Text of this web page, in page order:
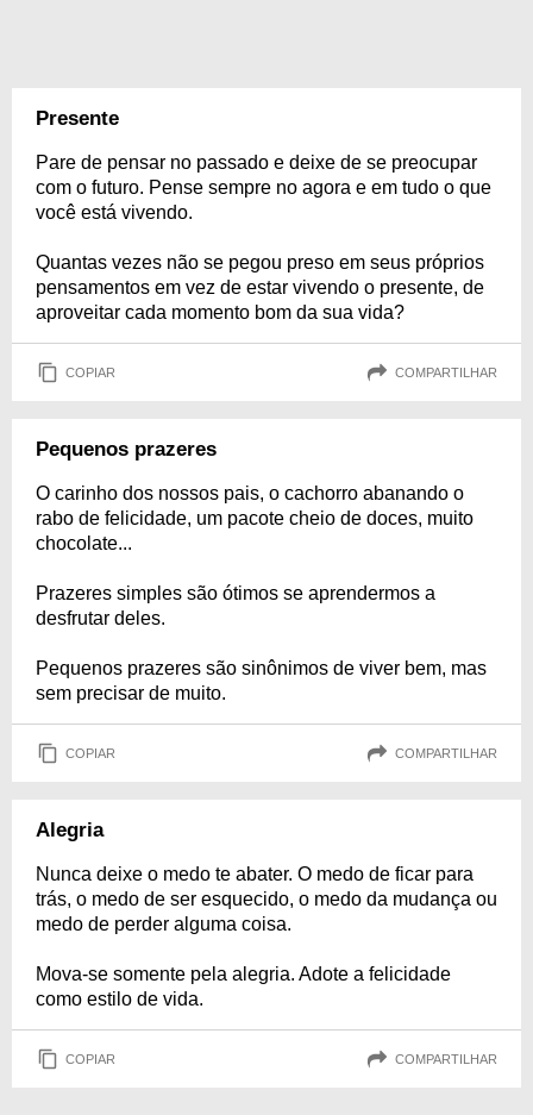
Presente
Pare de pensar no passado e deixe de se preocupar
com o futuro. Pense sempre no agora e em tudo o que
você está vivendo.
Quantas vezes não se pegou preso em seus próprios
pensamentos em vez de estar vivendo o presente, de
aproveitar cada momento bom da sua vida?
COPIAR COMPARTILHAR
Pequenos prazeres
O carinho dos nossos pais, o cachorro abanando o
rabo de felicidade, um pacote cheio de doces, muito
chocolate...
Prazeres simples são ótimos se aprendermos a
desfrutar deles.
Pequenos prazeres são sinônimos de viver bem, mas
sem precisar de muito.
COPIAR COMPARTILHAR
Alegria
Nunca deixe o medo te abater. O medo de ficar para
trás, o medo de ser esquecido, o medo da mudança ou
medo de perder alguma coisa.
Mova-se somente pela alegria. Adote a felicidade
como estilo de vida.
COPIAR COMPARTILHAR